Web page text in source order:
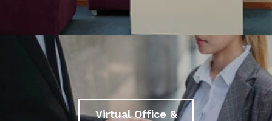
Virtual Office &